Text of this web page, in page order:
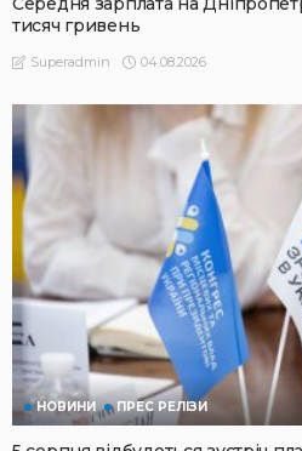
тисяч гривень
Superadmin 04.08.2026
НОВИНИ ПРЕС РЕЛІЗИ